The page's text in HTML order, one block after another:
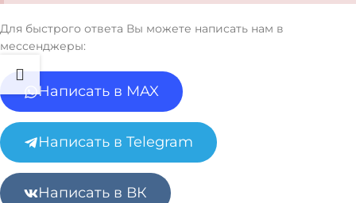
Для быстрого ответа Вы можете написать нам в
мессенджеры:
Написать в MAX
Написать в Telegram
Написать в ВК